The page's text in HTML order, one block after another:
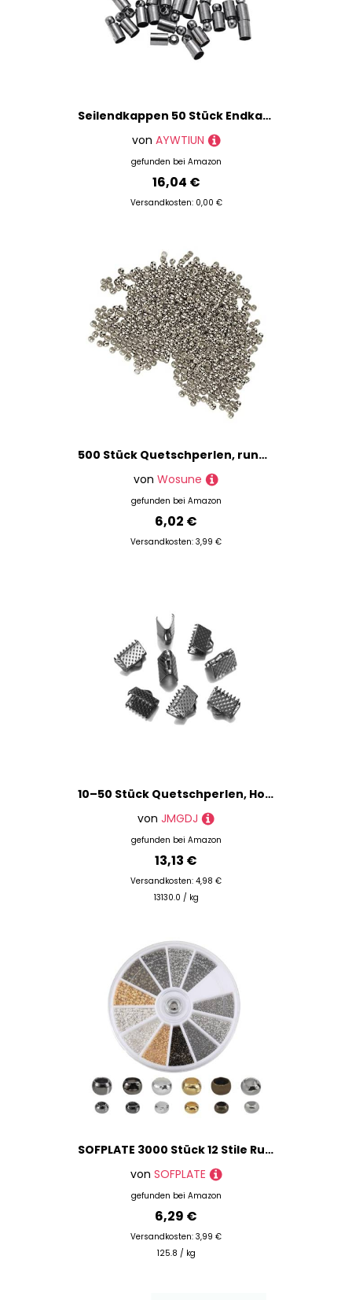
Seilendkappen 50 Stück Endkappen, Metallgewichtsschnalle, Quaste, Lederkordel-Endkappen, Quetschperlen, Kappen for Schmuckherstellung, DIY, grundlegendes Zubehör, 2–10 mm(Gun black,Diameter 4.5mm)
von AYWTIUN
gefunden bei Amazon
16,04 €
Versandkosten: 0,00 €
500 Stück Quetschperlen, runde Zwischenperlen, langlebig, DIY-Stopperperlen, Schmuckherstellung, Stopperperlen, exquisite Handwerkskunst für Halsketten, Armbänder, DIY(Weißes K)
von Wosune
gefunden bei Amazon
6,02 €
Versandkosten: 3,99 €
10–50 Stück Quetschperlen, Hohlverschlüsse, Kordel-Endkappen, Schnurband, Lederclip, Faltverbinder, Zubehör für DIY-Schmuckteile, Gun Black, 13,0 mm
von JMGDJ
gefunden bei Amazon
13,13 €
Versandkosten: 4,98 €
13130.0 / kg
SOFPLATE 3000 Stück 12 Stile Runde Quetschperlen Silberne Quetschperlen Abstandsperlen Goldene Rondelle Kleine Bunte Messingperlen Glatte Lose Charms Zubehör Für Die Schmuckherstellung Halsketten Armb
von SOFPLATE
gefunden bei Amazon
6,29 €
Versandkosten: 3,99 €
125.8 / kg